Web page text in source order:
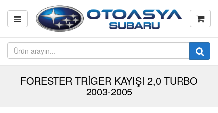
FORESTER TRİGER KAYIŞI 2,0 TURBO
2003-2005